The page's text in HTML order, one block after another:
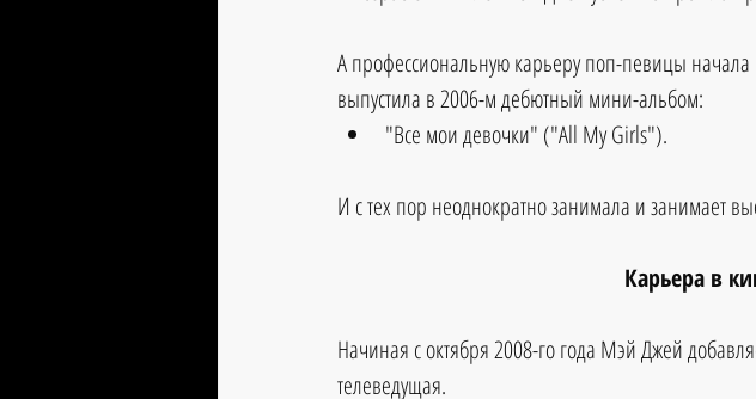
А профессиональную карьеру поп-певицы начала
выпустила в 2006-м дебютный мини-альбом:
"Все мои девочки" ("All My Girls").
И с тех пор неоднократно занимала и занимает
Карьера в
Начиная с октября 2008-го года Мэй Джей
телеведущая.